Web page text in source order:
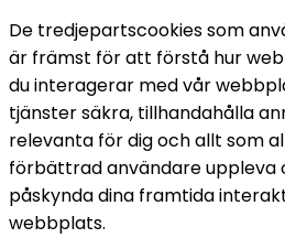
De tredjepartscookies som
är främst för att förstå hur
du interagerar med vår
tjänster säkra, tillhandahålla
relevanta för dig och allt som
förbättrad användare uppleva
påskynda dina framtida
webbplats.